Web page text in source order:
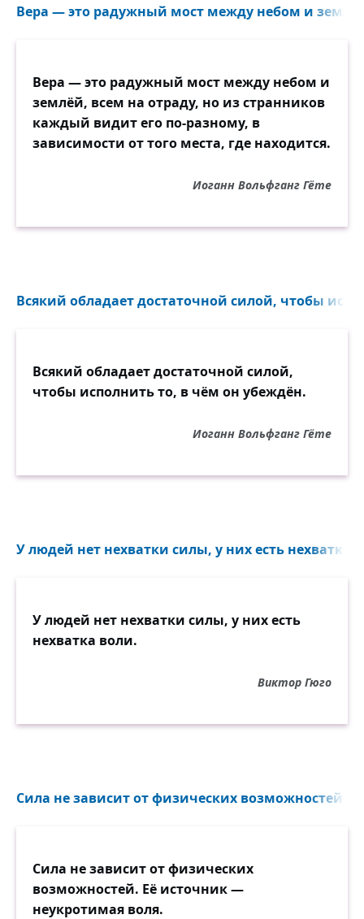
Вера — это радужный мост между небом и
Вера — это радужный мост между небом и
землёй, всем на отраду, но из странников
каждый видит его по-разному, в
зависимости от того места, где находится.
Иоганн Вольфганг Гёте
Всякий обладает достаточной силой, чтобы
Всякий обладает достаточной силой,
чтобы исполнить то, в чём он убеждён.
Иоганн Вольфганг Гёте
У людей нет нехватки силы, у них есть нехватка
У людей нет нехватки силы, у них есть
нехватка воли.
Виктор Гюго
Сила не зависит от физических возможностей.
Сила не зависит от физических
возможностей. Её источник —
неукротимая воля.